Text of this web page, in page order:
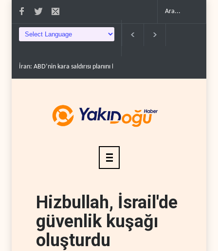
İran: ABD’nin kara saldırısı planını başarısızlı..
Hizbullah, İsrail'de
güvenlik kuşağı
oluşturdu